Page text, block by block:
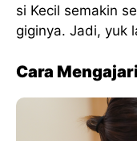
si Kecil semakin
giginya. Jadi, yuk
Cara